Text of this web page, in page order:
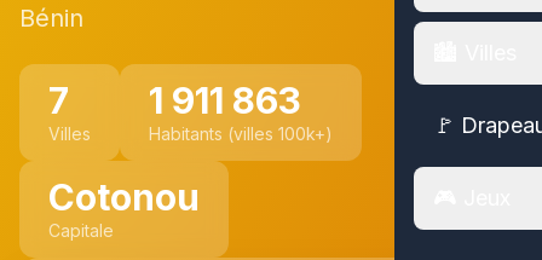
🚩
Bénin
7
Villes
1 911 863
Habitants (villes 100k+)
Cotonou
Capitale